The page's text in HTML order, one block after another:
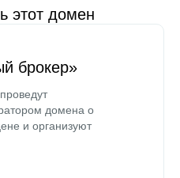
этот домен
брокер»
домена о
и организуют